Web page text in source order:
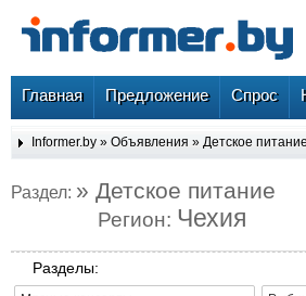
Главная Предложение Спрос
Informer.by » Объявления » Детское
Раздел: » Детское питание
Регион: Чехия
Разделы: